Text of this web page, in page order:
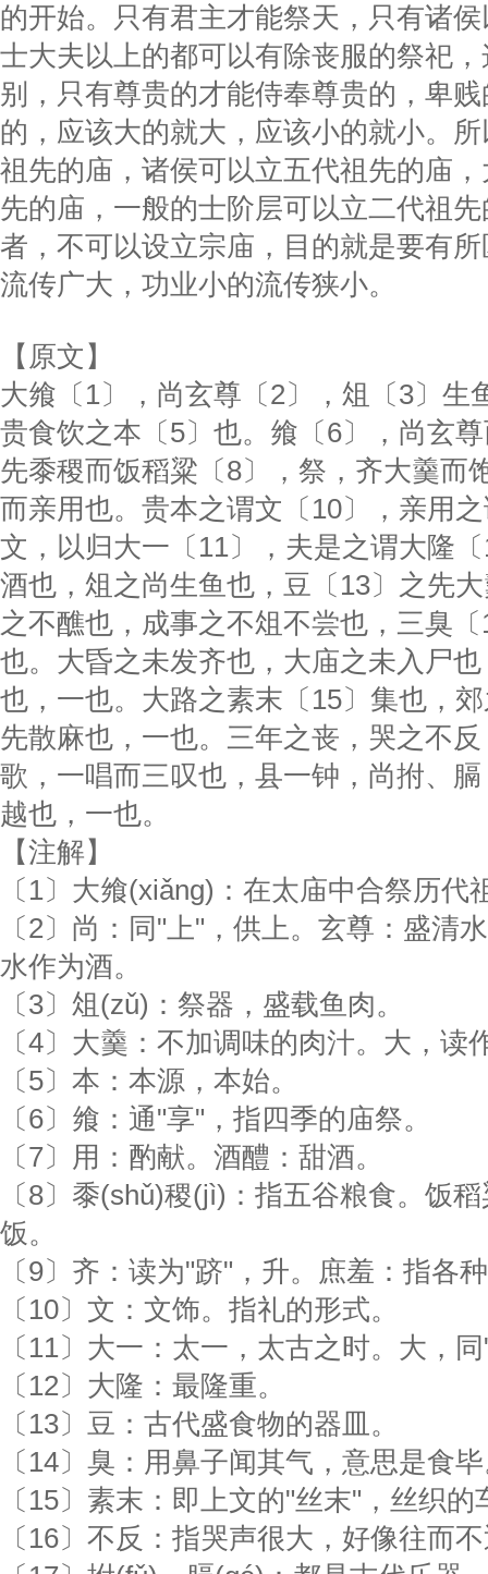
的开始。只有君主才能祭天，只有诸
士大夫以上的都可以有除丧服的祭祀
别，只有尊贵的才能侍奉尊贵的，卑
的，应该大的就大，应该小的就小。
祖先的庙，诸侯可以立五代祖先的庙
先的庙，一般的士阶层可以立二代祖
者，不可以设立宗庙，目的就是要有
流传广大，功业小的流传狭小。
【原文】
大飨〔1〕，尚玄尊〔2〕，俎〔3〕生
贵食饮之本〔5〕也。飨〔6〕，尚玄
先黍稷而饭稻粱〔8〕，祭，齐大羹而
而亲用也。贵本之谓文〔10〕，亲用
文，以归大一〔11〕，夫是之谓大隆
酒也，俎之尚生鱼也，豆〔13〕之先
之不醮也，成事之不俎不尝也，三臭
也。大昏之未发齐也，大庙之未入尸
也，一也。大路之素末〔15〕集也，
先散麻也，一也。三年之丧，哭之不
歌，一唱而三叹也，县一钟，尚拊、
越也，一也。
【注解】
〔1〕大飨(xiǎnɡ)：在太庙中合祭历代
〔2〕尚：同"上"，供上。玄尊：盛清
水作为酒。
〔3〕俎(zǔ)：祭器，盛载鱼肉。
〔4〕大羹：不加调味的肉汁。大，读
〔5〕本：本源，本始。
〔6〕飨：通"享"，指四季的庙祭。
〔7〕用：酌献。酒醴：甜酒。
〔8〕黍(shǔ)稷(jì)：指五谷粮食。饭
饭。
〔9〕齐：读为"跻"，升。庶羞：指各
〔10〕文：文饰。指礼的形式。
〔11〕大一：太一，太古之时。大，
〔12〕大隆：最隆重。
〔13〕豆：古代盛食物的器皿。
〔14〕臭：用鼻子闻其气，意思是食
〔15〕素末：即上文的"丝末"，丝织的
〔16〕不反：指哭声很大，好像往而